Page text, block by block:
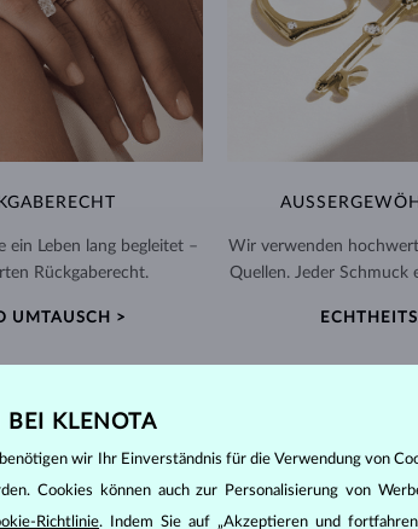
ein Leben lang begleitet –
Rückgaberecht.
UMTAUSCH >
Wir verwenden
Quellen. Jeder
bewertet - die sogenannten 4Cs: Schliff (cut),
KLENOTA
wir Ihr Einverständnis für die Verwendung von
Cookies können auch zur Personalisierung von
Richtlinie. Indem Sie auf „Akzeptieren und